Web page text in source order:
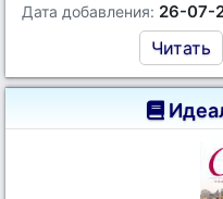
Дата добавления: 26-07-
Читать